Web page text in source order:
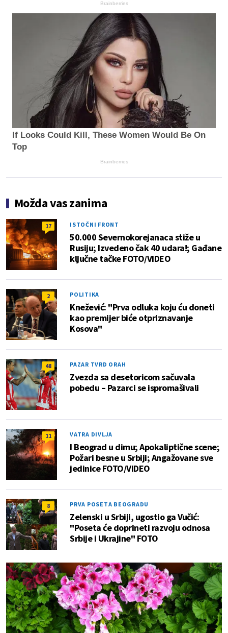
Brainberries
If Looks Could Kill, These Women Would Be On
Top
Brainberries
Možda vas zanima
17 ISTOČNI FRONT
50.000 Severnokorejanaca stiže u
Rusiju; Izvedeno čak 40 udara!; Gađane
ključne tačke FOTO/VIDEO
2 POLITIKA
Knežević: "Prva odluka koju ću doneti
kao premijer biće otpriznavanje
Kosova"
48 PAZAR TVRD ORAH
Zvezda sa desetoricom sačuvala
pobedu – Pazarci se ispromašivali
11 VATRA DIVLJA
I Beograd u dimu; Apokaliptične scene;
Požari besne u Srbiji; Angažovane sve
jedinice FOTO/VIDEO
8 PRVA POSETA BEOGRADU
Zelenski u Srbiji, ugostio ga Vučić:
"Poseta će doprineti razvoju odnosa
Srbije i Ukrajine" FOTO